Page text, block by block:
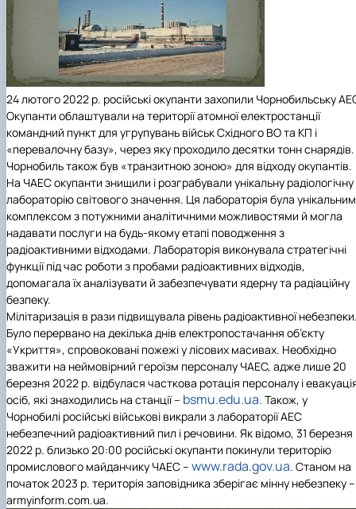
24 лютого 2022 р. російські окупанти захопили Чорнобильську
Окупанти облаштували на території атомної електростанції
командний пункт для угрупувань військ Східного ВО та КП і
«перевалочну базу», через яку проходило десятки тонн снарядів.
Чорнобиль також був «транзитною зоною» для відходу окупантів.
На ЧАЕС окупанти знищили і розграбували унікальну радіологічну
лабораторію світового значення. Ця лабораторія була унікальним
комплексом з потужними аналітичними можливостями й могла
надавати послуги на будь-якому етапі поводження з
радіоактивними відходами. Лабораторія виконувала стратегічні
функції під час роботи з пробами радіоактивних відходів,
допомагала їх аналізувати й забезпечувати ядерну та радіаційну
безпеку.
Мілітаризація в рази підвищувала рівень радіоактивної
Було перервано на декілька днів електропостачання об’єкту
«Укриття», спровоковані пожежі у лісових масивах. Необхідно
зважити на неймовірний героїзм персоналу ЧАЕС, адже лише 20
березня 2022 р. відбулася часткова ротація персоналу і
осіб, які знаходились на станції – bsmu.edu.ua. Також, у
Чорнобилі російські військові викрали з лабораторії АЕС
небезпечний радіоактивний пил і речовини. Як відомо, 31 березня
2022 р. близько 20:00 російські окупанти покинули територію
промислового майданчику ЧАЕС– www.rada.gov.ua. Станом на
початок 2023 р. територія заповідника зберігає мінну небезпеку –
armyinform.com.ua.